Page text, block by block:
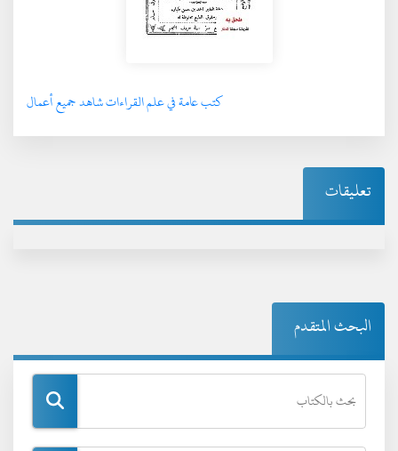
كتب عامة في علم القراءات شاهد جميع أعمال
تعليقات
البحث المتقدم